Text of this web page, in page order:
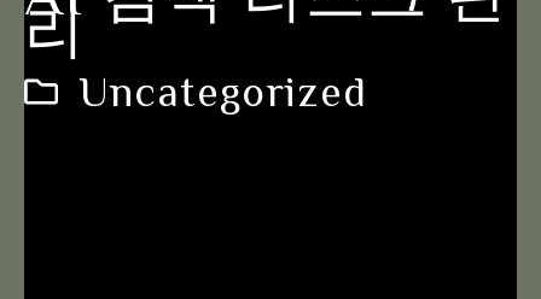
리
Uncategorized